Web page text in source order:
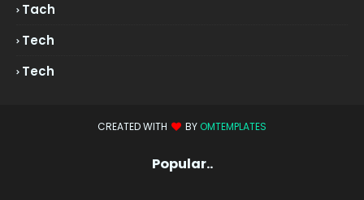
Tach
Tech
Tech
CREATED WITH BY OMTEMPLATES
Popular..